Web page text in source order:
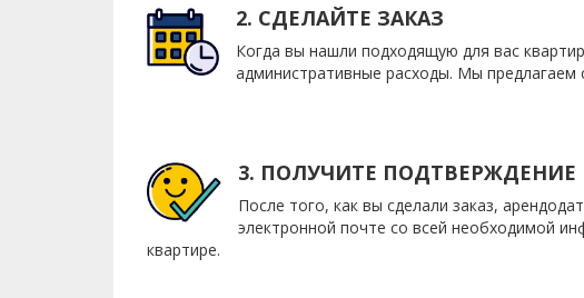
2. СДЕЛАЙТЕ ЗАКАЗ
Когда вы нашли подходящую для вас
административные расходы. Мы предлагаем
3. ПОЛУЧИТЕ ПОДТВЕРЖДЕНИЕ
После того, как вы сделали заказ,
электронной почте со всей необходимой
квартире.